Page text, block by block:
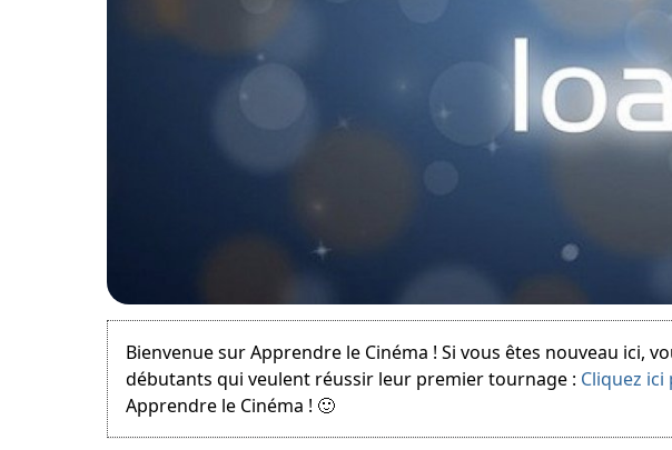
May 27, 2021
Bienvenue sur Apprendre le Cinéma ! Si vous êtes nouveau
débutants qui veulent réussir leur premier tournage : Cliquez
Apprendre le Cinéma ! 🙂